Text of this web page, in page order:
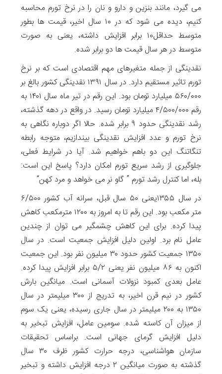
می گیرد، مانند بنزین و دارو و نان را در نرخ تورم محاسبه
کنیم، دیده می شود که در ۱۰ سال اخیر، قیمت ها بطور
متوسط حداقل۱۰ برابر افزایش داشته، یعنی به صورت
متوسط در هر سال قیمت ها دو برابر شده.
نقدینگی از جمله متغیرهای مهم اقتصادی است که بر نرخ
تورم تاثیر مستقیم دارد. در سال ۱۳۹۱ نقدینگی کشور بالغ بر
۵۶۰/۰۰۰ میلیارد تومان بود. این رقم در تیر ماه سال ۱۴۰۱ به
رقم ۴/۵۰۰/۰۰۰ میلیارد تومان رسید. در واقع در دهه گذشته،
رشد نقدینگی حدود ۹ برابر شده. حالا اگر دوباره نگاهی به
نرخ تورم و عدد افزایش نقدینگی بیندازیم، متوجه رابطه
تنگاتنگ این دو باهم خواهیم شد. آیا در شرایط فعلی،
جلوگیری از رشد سریع تورم امکان دارد؟ پاسخ این است:
بله، اما کنترل رشد تورم ” گاو نر می خواهد و مرد کهن“
در سال ۱۳۵۵یعنی ۵۰ سال قبل، سرانه آب کشور ۶/۵۰۰
متر مکعب بود. این رقم تا به امروز به ۱۲۰۰ مترمکعب کاهش
پیدا کرده. برای این کاهش چشمگیر می توان از چندین
عامل نام برد. اولین دلیل افزایش جمعیت است. در سال
۱۳۵۰ جمعیت کشور حدود ۳۰ میلیون نفر بود. این جمعیت
اکنون به ۸۶ میلیون نفر یعنی ۵/۲ برابر افزایش پیدا کرده.
عامل بعدی کمبود نزولات آسمانی است. میانگین بارش
کشور در نیم قرن اخیر، به تدریج از ۳۰۰ میلیمتر در سال
۱۳۵۰ به ۲۰۰ میلیمتر در سال جاری رسیده، یعنی یک سوم
از میزان آن کاسته شده. سومین عامل، افزایش تبخیر به
دلیل افزایش گرمای جهانی است. براساس تحقیقات
سازمان هواشناسی، درجه حرارت کشور ظرف ۳۰ سال
گذشته به صورت میانگین ۲ درجه افزایش داشته و تبخیر